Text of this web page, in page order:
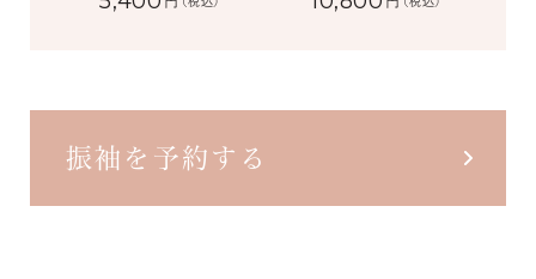
振袖を予約する